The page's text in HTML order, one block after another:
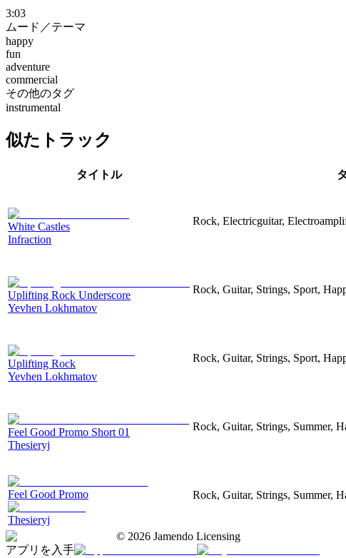
3:03
ムード／テーマ
happy
fun
adventure
commercial
その他のタグ
instrumental
似たトラック
タイトル
White Castles
Infraction
Rock, Electricguitar,
Uplifting Rock Underscore
Yevhen Lokhmatov
Rock, Guitar, Strings, Sport,
Uplifting Rock
Yevhen Lokhmatov
Rock, Guitar, Strings, Sport,
Feel Good Promo Short 01
Thesieryj
Rock, Guitar, Strings, Summer,
Feel Good Promo
Thesieryj
Rock, Guitar, Strings, Summer,
© 2026 Jamendo Licensing
アプリを入手